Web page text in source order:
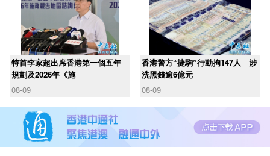
​特首李家超出席香港第一個五年
規劃及2026年《施
08-09
香港警方“捷駒”行動拘147人 涉
洗黑錢逾6億元
08-09